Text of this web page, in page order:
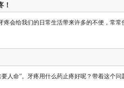
！
疼会给我们的日常生活带来许多的不便，常
人命”。牙疼用什么药止疼好呢？带着这个